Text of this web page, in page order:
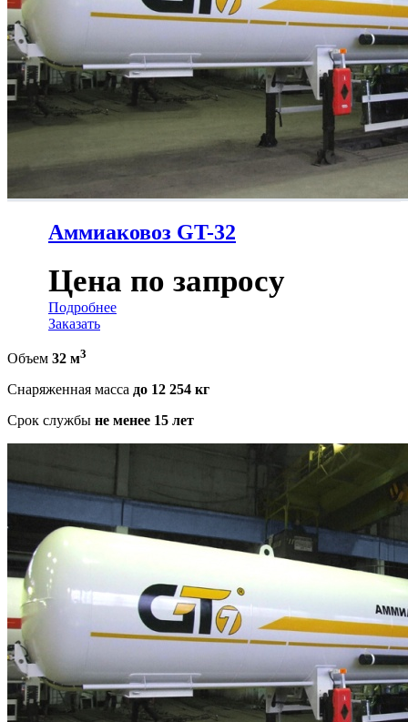
Аммиаковоз GT-32
Цена по запросу
Подробнее
Заказать
Объем 32 м3
Снаряженная масса до 12 254 кг
Срок службы не менее 15 лет